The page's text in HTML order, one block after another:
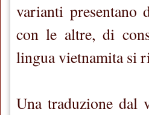
varianti presentano
con le altre, di
lingua vietnamita si
Una traduzione dal